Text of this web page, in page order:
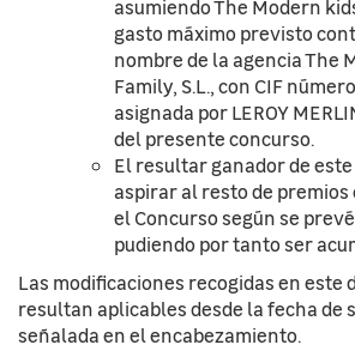
asumiendo The Modern
gasto máximo previsto
nombre de la agencia The
Family, S.L., con CIF
asignada por LEROY
del presente concurso.
El resultar ganador de
aspirar al resto de
el Concurso según se
pudiendo por tanto ser
Las modificaciones recogidas en este
resultan aplicables desde la fecha de
señalada en el encabezamiento.